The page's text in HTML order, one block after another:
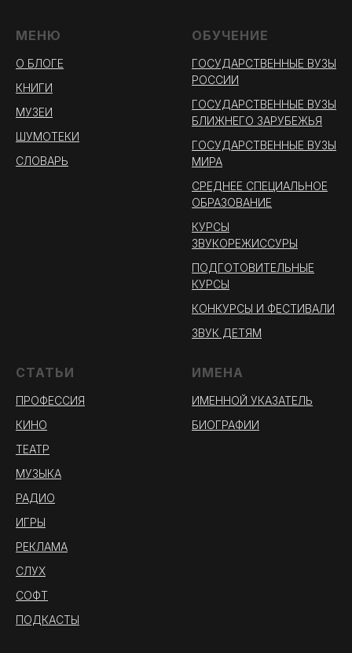
МЕНЮ
О БЛОГЕ
КНИГИ
МУЗЕИ
ШУМОТЕКИ
СЛОВАРЬ
ОБУЧЕНИЕ
ГОСУДАРСТВЕННЫЕ ВУЗЫ
РОССИИ
ГОСУДАРСТВЕННЫЕ ВУЗЫ
БЛИЖНЕГО ЗАРУБЕЖЬЯ
ГОСУДАРСТВЕННЫЕ ВУЗЫ
МИРА
СРЕДНЕЕ СПЕЦИАЛЬНОЕ
ОБРАЗОВАНИЕ
КУРСЫ
ЗВУКОРЕЖИССУРЫ
ПОДГОТОВИТЕЛЬНЫЕ
КУРСЫ
КОНКУРСЫ И ФЕСТИВАЛИ
ЗВУК ДЕТЯМ
СТАТЬИ
ПРОФЕССИЯ
КИНО
ТЕАТР
МУЗЫКА
РАДИО
ИГРЫ
РЕКЛАМА
СЛУХ
СОФТ
ПОДКАСТЫ
ИМЕНА
ИМЕННОЙ УКАЗАТЕЛЬ
БИОГРАФИИ